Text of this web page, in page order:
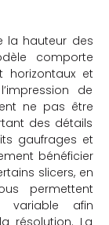
la hauteur des
comporte
horizontaux et
de
ne pas être
des détails
gaufrages et
bénéficier
slicers, en
permettent
variable afin